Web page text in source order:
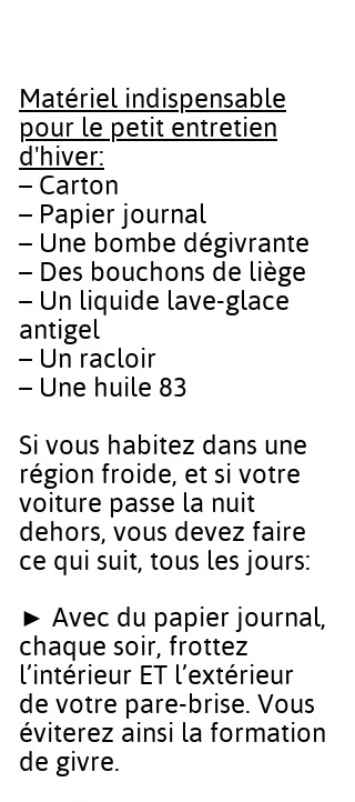
Matériel indispensable
pour le petit entretien
d'hiver:
– Carton
– Papier journal
– Une bombe dégivrante
– Des bouchons de liège
– Un liquide lave-glace
antigel
– Un racloir
– Une huile 83
Si vous habitez dans une
région froide, et si votre
voiture passe la nuit
dehors, vous devez faire
ce qui suit, tous les jours:
► Avec du papier journal,
chaque soir, frottez
l’intérieur ET l’extérieur
de votre pare-brise. Vous
éviterez ainsi la formation
de givre.